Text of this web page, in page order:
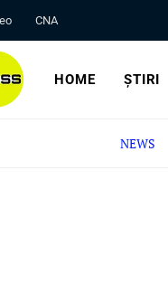
CNA
HOME ȘTIRI
NEWS